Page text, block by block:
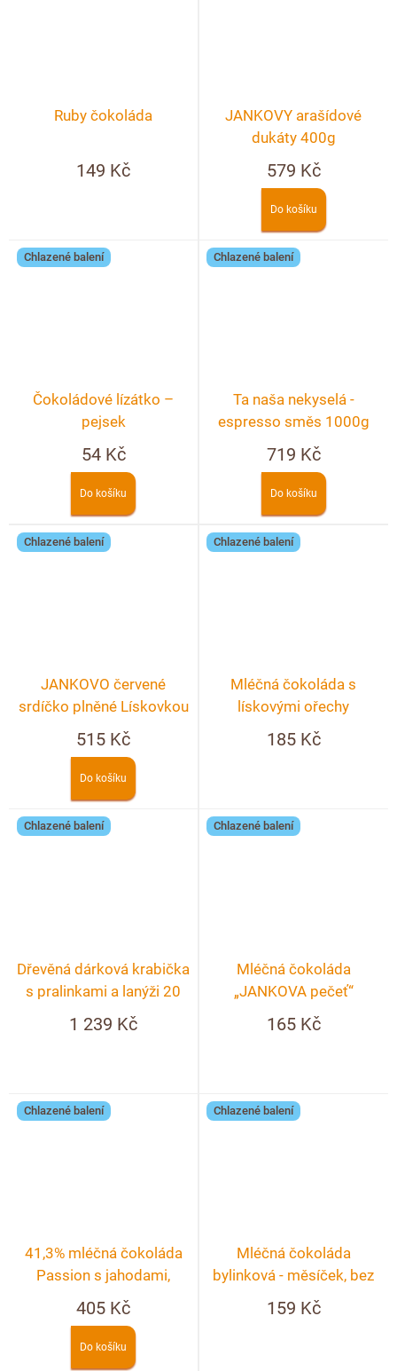
Ruby čokoláda
149 Kč
JANKOVY arašídové
dukáty 400g
579 Kč
Do košíku
Chlazené balení
Čokoládové lízátko –
pejsek
54 Kč
Do košíku
Chlazené balení
Ta naša nekyselá -
espresso směs 1000g
719 Kč
Do košíku
Chlazené balení
JANKOVO červené
srdíčko plněné Lískovkou
v KRABIČCE
515 Kč
Do košíku
Chlazené balení
Mléčná čokoláda s
lískovými ořechy
185 Kč
Chlazené balení
Dřevěná dárková krabička
s pralinkami a lanýži 20
ks s textem
1 239 Kč
Chlazené balení
Mléčná čokoláda
„JANKOVA pečeť“
165 Kč
Chlazené balení
41,3% mléčná čokoláda
Passion s jahodami,
malinami a fialkou
405 Kč
Do košíku
Chlazené balení
Mléčná čokoláda
bylinková - měsíček, bez
černý, chrpa, růže
159 Kč